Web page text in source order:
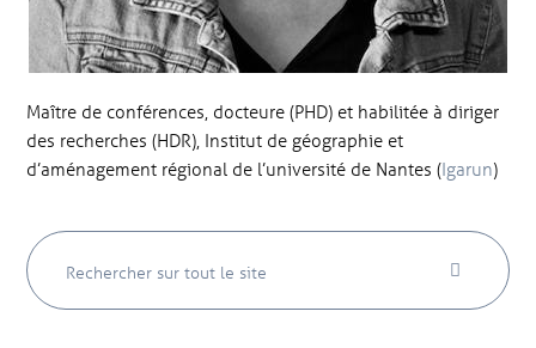
Maître de conférences, docteure (PHD) et habilitée à diriger
des recherches (HDR), Institut de géographie et
d’aménagement régional de l’université de Nantes (Igarun)